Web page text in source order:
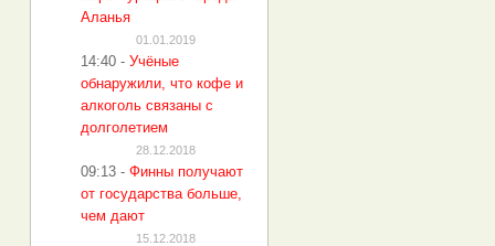
Аланья
01.01.2019
14:40 - Учёные
обнаружили, что кофе и
алкоголь связаны с
долголетием
28.12.2018
09:13 - Финны получают
от государства больше,
чем дают
15.12.2018